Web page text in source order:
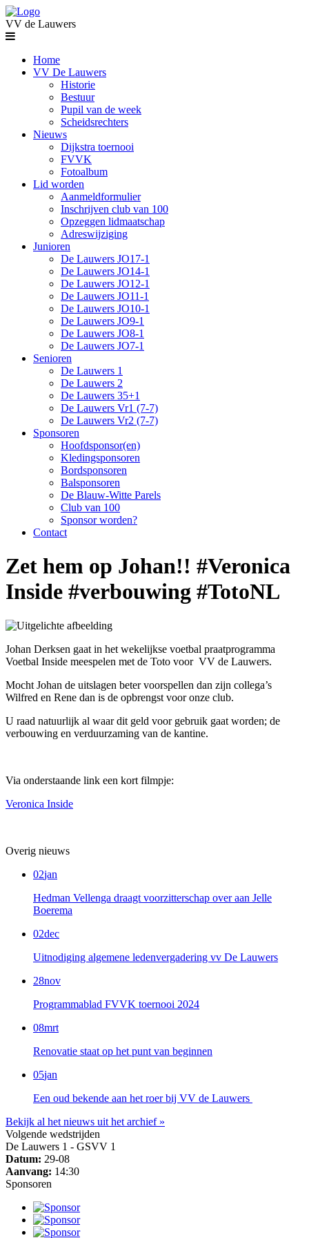
VV de Lauwers
Home
VV De Lauwers
Historie
Bestuur
Pupil van de week
Scheidsrechters
Nieuws
Dijkstra toernooi
FVVK
Fotoalbum
Lid worden
Aanmeldformulier
Inschrijven club van 100
Opzeggen lidmaatschap
Adreswijziging
Junioren
De Lauwers JO17-1
De Lauwers JO14-1
De Lauwers JO12-1
De Lauwers JO11-1
De Lauwers JO10-1
De Lauwers JO9-1
De Lauwers JO8-1
De Lauwers JO7-1
Senioren
De Lauwers 1
De Lauwers 2
De Lauwers 35+1
De Lauwers Vr1 (7-7)
De Lauwers Vr2 (7-7)
Sponsoren
Hoofdsponsor(en)
Kledingsponsoren
Bordsponsoren
Balsponsoren
De Blauw-Witte Parels
Club van 100
Sponsor worden?
Contact
Zet hem op Johan!! #Veronica
Inside #verbouwing #TotoNL
Johan Derksen gaat in het wekelijkse voetbal praatprogramma
Voetbal Inside meespelen met de Toto voor VV de Lauwers.
Mocht Johan de uitslagen beter voorspellen dan zijn collega’s
Wilfred en Rene dan is de opbrengst voor onze club.
U raad natuurlijk al waar dit geld voor gebruik gaat worden; de
verbouwing en verduurzaming van de kantine.
Via onderstaande link een kort filmpje:
Veronica Inside
Overig nieuws
02jan
Hedman Vellenga draagt voorzitterschap over aan Jelle
Boerema
02dec
Uitnodiging algemene ledenvergadering vv De Lauwers
28nov
Programmablad FVVK toernooi 2024
08mrt
Renovatie staat op het punt van beginnen
05jan
Een oud bekende aan het roer bij VV de Lauwers
Bekijk al het nieuws uit het archief »
Volgende wedstrijden
De Lauwers 1 - GSVV 1
Datum: 29-08
Aanvang: 14:30
Sponsoren